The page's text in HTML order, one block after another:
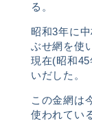
る。
昭和3年に
ぶせ網を使
現在(昭和45
いだした。
この金網は
使われてい